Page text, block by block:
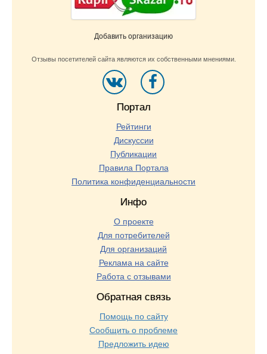
Добавить организацию
Отзывы посетителей сайта являются их собственными мнениями.
Портал
Рейтинги
Дискуссии
Публикации
Правила Портала
Политика конфиденциальности
Инфо
О проекте
Для потребителей
Для организаций
Реклама на сайте
Работа с отзывами
Обратная связь
Помощь по сайту
Сообщить о проблеме
Предложить идею